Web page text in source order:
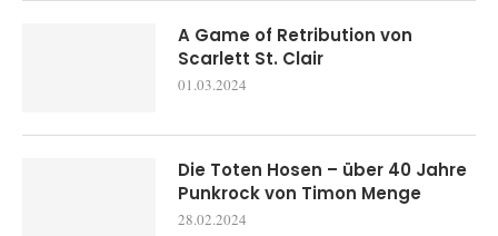
A Game of Retribution von
Scarlett St. Clair
01.03.2024
Die Toten Hosen – über 40 Jahre
Punkrock von Timon Menge
28.02.2024